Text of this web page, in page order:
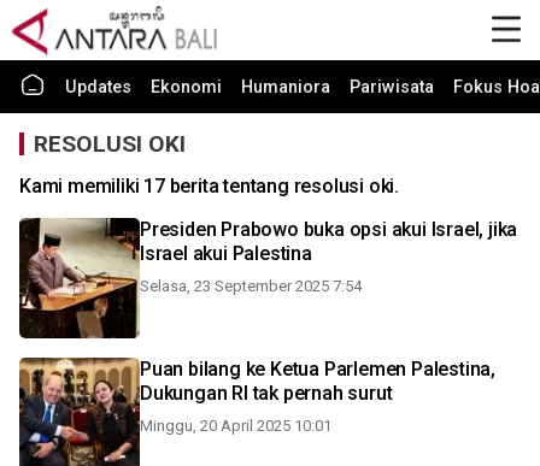
Updates Ekonomi Humaniora Pariwisata Fokus
RESOLUSI OKI
Kami memiliki 17 berita tentang resolusi oki.
Presiden Prabowo buka opsi akui Israel, jika
Israel akui Palestina
Selasa, 23 September 2025 7:54
Puan bilang ke Ketua Parlemen Palestina,
Dukungan RI tak pernah surut
Minggu, 20 April 2025 10:01